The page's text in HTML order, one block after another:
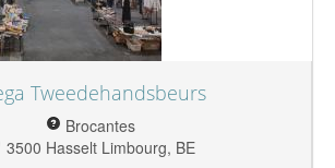
Tweedehandsbeurs
Brocantes
3500 Hasselt Limbourg, BE